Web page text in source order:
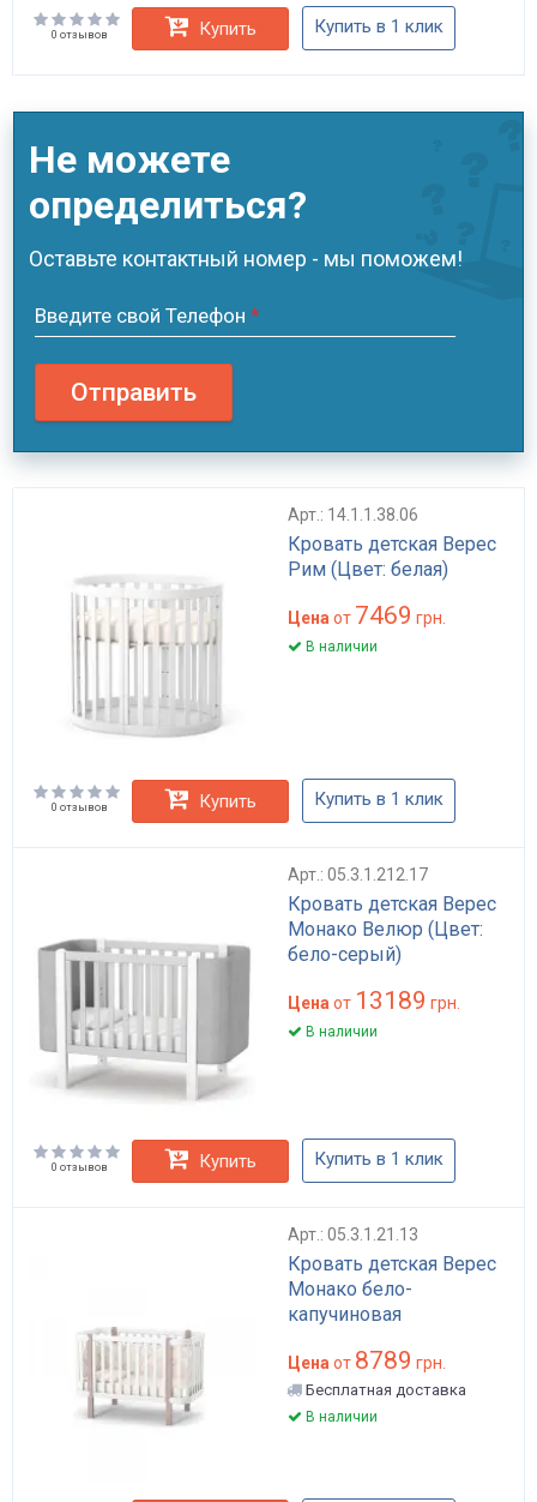
0 отзывов Купить Купить в 1 клик
Не можете
определиться?
Оставьте контактный номер - мы поможем!
Введите свой Телефон *
Отправить
Арт.: 14.1.1.38.06
Кровать детская Верес
Рим (Цвет: белая)
Цена от 7469 грн.
В наличии
0 отзывов Купить Купить в 1 клик
Арт.: 05.3.1.212.17
Кровать детская Верес
Монако Велюр (Цвет:
бело-серый)
Цена от 13189 грн.
В наличии
0 отзывов Купить Купить в 1 клик
Арт.: 05.3.1.21.13
Кровать детская Верес
Монако бело-
капучиновая
Цена от 8789 грн.
Бесплатная доставка
В наличии